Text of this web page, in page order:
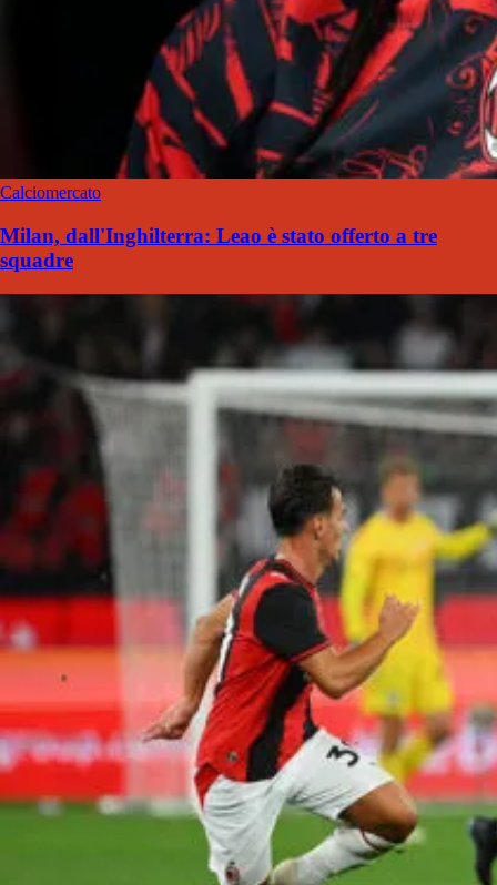
Calciomercato
Milan, dall'Inghilterra: Leao è stato offerto a tre
squadre